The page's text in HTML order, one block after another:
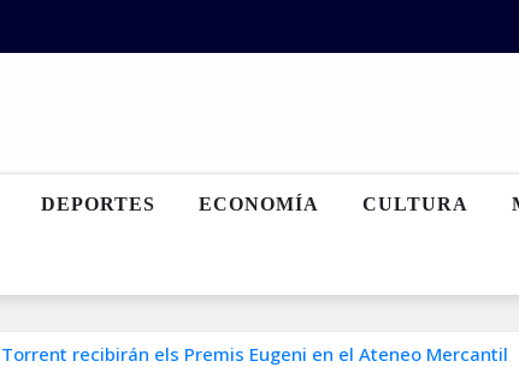
DEPORTES ECONOMÍA CULTURA
recibirán els Premis Eugeni en el Ateneo Mercantil